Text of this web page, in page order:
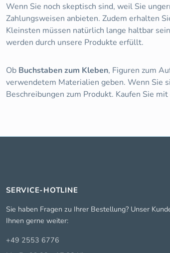
Wenn Sie noch skeptisch sind, weil Sie
Zahlungsweisen anbieten. Zudem erhalten
Kleinsten müssen natürlich lange haltbar
werden durch unsere Produkte erfüllt.
Ob Buchstaben zum Kleben, Figuren zum
verwendetem Materialien geben. Wenn Sie
Beschreibungen zum Produkt. Kaufen Sie
SERVICE-HOTLINE
Sie haben Fragen zu Ihrer Bestellung? Unser
Ihnen gerne weiter:
+49 2553 6776